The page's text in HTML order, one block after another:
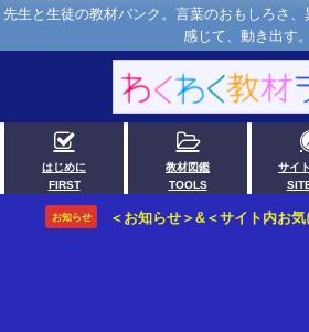
先生と生徒の教材バンク。言葉のおもしろさ、
感じて、動き出す。
はじめに
FIRST
教材図鑑
TOOLS
サイ
お知らせ ＜お知らせ＞&＜サイト内お